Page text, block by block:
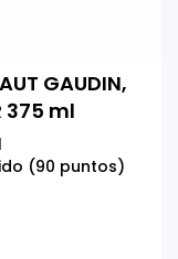
GAUDIN,
375 ml
(90 puntos)
es dañino